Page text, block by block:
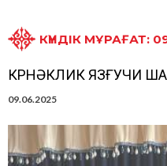
КҮНДІК МҰРАҒАТ:
КӨРНӘКЛИК ЯЗҒУЧИ
09.06.2025